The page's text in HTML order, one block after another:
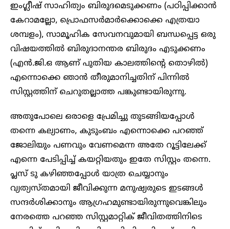
ഇംഗ്ലീഷ് സാഹിത്യം ബിരുദമെടുക്കണം (പഠിപ്പിക്കാൻ
കേറാമല്ലോ, പ്രൊഫസർമാർക്കൊക്കെ എത്രയാ
ശമ്പളം), സാമൂഹിക സേവനവുമായി ബന്ധപ്പെട്ട ഒരു
വിഷയത്തിൽ ബിരുദാനന്തര ബിരുദം എടുക്കണം
(എൻ.ജി.ഒ ആണ് പുതിയ കാലത്തിന്റെ തൊഴിൽ)
എന്നൊക്കെ ഞാൻ തീരുമാനിച്ചതിന് പിന്നിൽ
സിസ്റ്റത്തിന് ചെറുതല്ലാത്ത പങ്കുണ്ടായിരുന്നു.
അതുപോലെ ഒരാളെ പ്രേമിച്ചു തുടങ്ങിയപ്പോൾ
തന്നെ കല്യാണം, കുടുംബം എന്നൊക്കെ പറഞ്ഞ്
ജോലിയും പണവും വേണമെന്ന അതേ റൂട്ടിലേക്ക്
എന്നെ പേടിപ്പിച്ച് കയറ്റിയതും ഇതേ സിസ്റ്റം തന്നെ.
പ്ലസ് ടു കഴിഞ്ഞപ്പോൾ യാത്ര ചെയ്യാനും
വ്യത്യസ്തമായി ജീവിക്കുന്ന മനുഷ്യരുടെ ഇടങ്ങൾ
സന്ദർശിക്കാനും ആഗ്രഹമുണ്ടായിരുന്നുവെങ്കിലും
നേരത്തെ പറഞ്ഞ സിസ്റ്റമാറ്റിക് ജീവിതത്തിനിടെ